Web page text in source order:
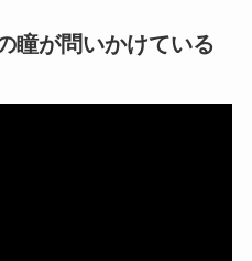
瞳が問いかけている